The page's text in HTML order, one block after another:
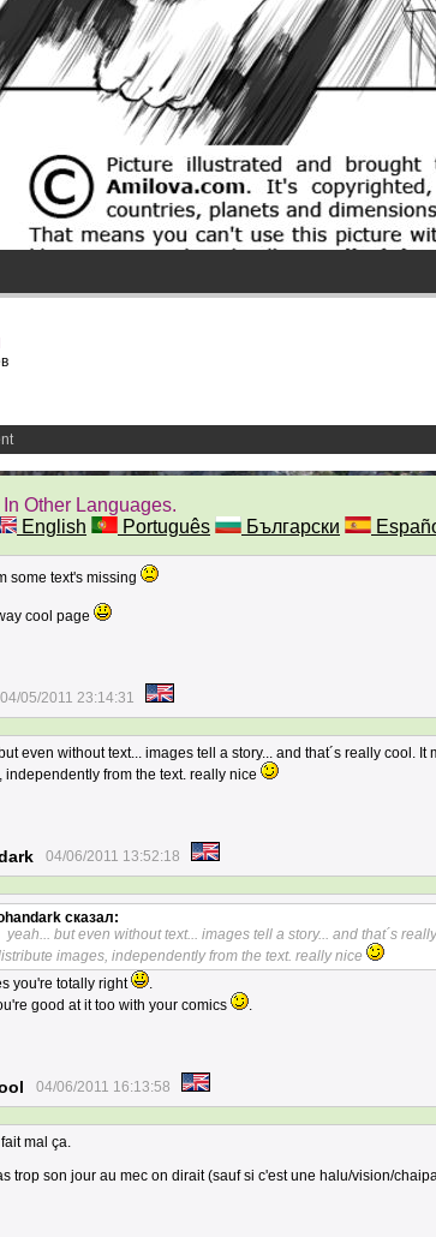
Other Languages.
English Português Български
some text's missing
cool page
04/05/2011 23:14:31
even without text... images tell a story... and that´s really cool.
independently from the text. really nice
04/06/2011 13:52:18
сказал:
yeah... but even without text... images tell a story... and that´s
images, independently from the text. really nice
you're totally right
.
good at it too with your comics
.
04/06/2011 16:13:58
mal ça.
trop son jour au mec on dirait (sauf si c'est une halu/vision/